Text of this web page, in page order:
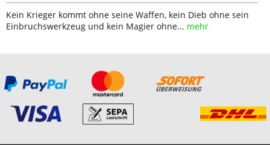
Kein Krieger kommt ohne seine Waffen, kein Dieb ohne sein
Einbruchswerkzeug und kein Magier ohne... mehr